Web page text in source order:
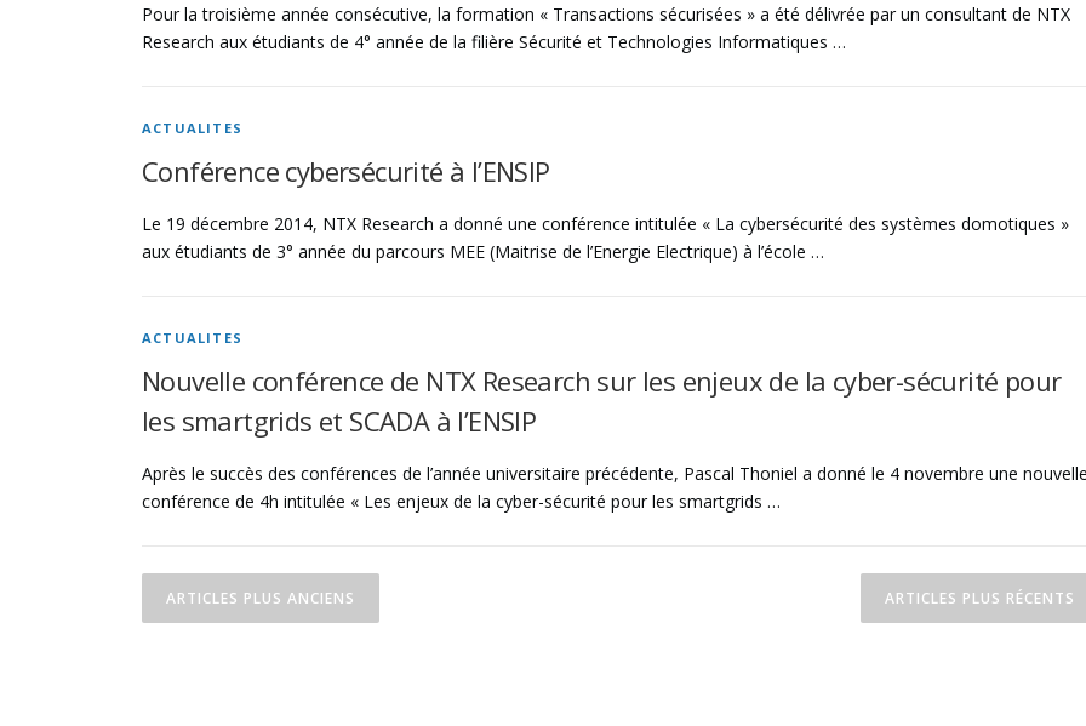
Pour la troisième année consécutive, la formation « Transactions sécurisées » a été délivrée par un consultant de NTX
Research aux étudiants de 4° année de la filière Sécurité et Technologies Informatiques …
ACTUALITES
Conférence cybersécurité à l’ENSIP
Le 19 décembre 2014, NTX Research a donné une conférence intitulée « La cybersécurité des systèmes domotiques »
aux étudiants de 3° année du parcours MEE (Maitrise de l’Energie Electrique) à l’école …
ACTUALITES
Nouvelle conférence de NTX Research sur les enjeux de la cyber-sécurité pour
les smartgrids et SCADA à l’ENSIP
Après le succès des conférences de l’année universitaire précédente, Pascal Thoniel a donné le 4 novembre une
conférence de 4h intitulée « Les enjeux de la cyber-sécurité pour les smartgrids …
N
aARTICLES PLUS ANCIENS ARTICLES PLUS RÉCENTS